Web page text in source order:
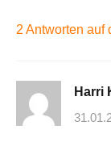
2 Antworten auf
Harri